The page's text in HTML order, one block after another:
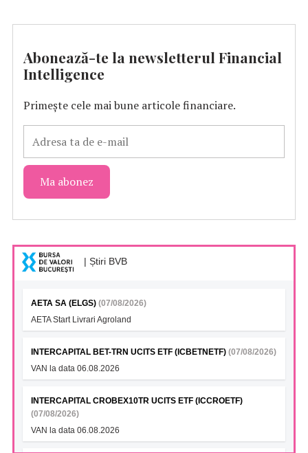
Abonează-te la newsletterul Financial
Intelligence
Primește cele mai bune articole financiare.
| Știri BVB
AETA SA (ELGS) (07/08/2026)
AETA Start Livrari Agroland
INTERCAPITAL BET-TRN UCITS ETF (ICBETNETF) (07/08/2026)
VAN la data 06.08.2026
INTERCAPITAL CROBEX10TR UCITS ETF (ICCROETF)
(07/08/2026)
VAN la data 06.08.2026